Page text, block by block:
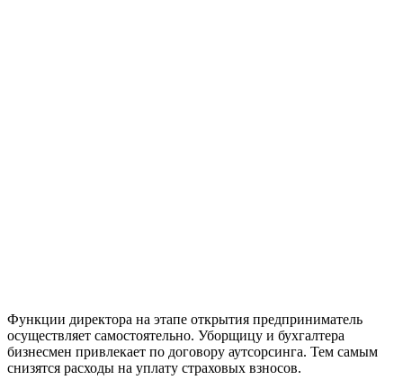
Функции директора на этапе открытия предприниматель
осуществляет самостоятельно. Уборщицу и бухгалтера
бизнесмен привлекает по договору аутсорсинга. Тем самым
снизятся расходы на уплату страховых взносов.